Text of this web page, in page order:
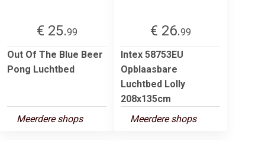
€ 25.99
Out Of The Blue Beer
Pong Luchtbed
Meerdere shops
€ 26.99
Intex 58753EU
Opblaasbare
Luchtbed Lolly
208x135cm
Meerdere shops